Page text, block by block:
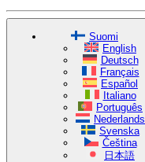
Suomi
English
Deutsch
Français
Español
Italiano
Português
Nederlands
Svenska
Čeština
日本語